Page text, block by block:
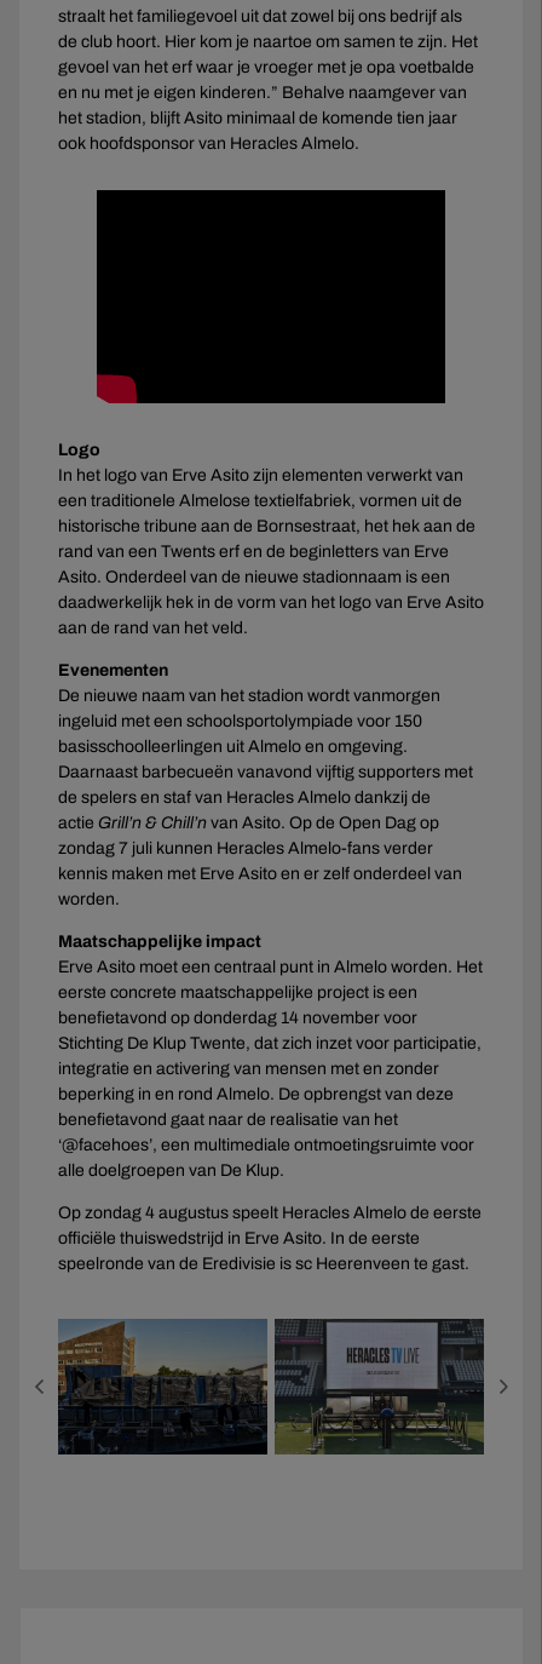
straalt het familiegevoel uit dat zowel bij ons bedrijf als
de club hoort. Hier kom je naartoe om samen te zijn. Het
gevoel van het erf waar je vroeger met je opa voetbalde
en nu met je eigen kinderen.” Behalve naamgever van
het stadion, blijft Asito minimaal de komende tien jaar
ook hoofdsponsor van Heracles Almelo.
Logo
In het logo van Erve Asito zijn elementen verwerkt van
een traditionele Almelose textielfabriek, vormen uit de
historische tribune aan de Bornsestraat, het hek aan de
rand van een Twents erf en de beginletters van Erve
Asito. Onderdeel van de nieuwe stadionnaam is een
daadwerkelijk hek in de vorm van het logo van Erve Asito
aan de rand van het veld.
Evenementen
De nieuwe naam van het stadion wordt vanmorgen
ingeluid met een schoolsportolympiade voor 150
basisschoolleerlingen uit Almelo en omgeving.
Daarnaast barbecueën vanavond vijftig supporters met
de spelers en staf van Heracles Almelo dankzij de
actie Grill’n & Chill’n van Asito. Op de Open Dag op
zondag 7 juli kunnen Heracles Almelo-fans verder
kennis maken met Erve Asito en er zelf onderdeel van
worden.
Maatschappelijke impact
Erve Asito moet een centraal punt in Almelo worden. Het
eerste concrete maatschappelijke project is een
benefietavond op donderdag 14 november voor
Stichting De Klup Twente, dat zich inzet voor participatie,
integratie en activering van mensen met en zonder
beperking in en rond Almelo. De opbrengst van deze
benefietavond gaat naar de realisatie van het
‘@facehoes’, een multimediale ontmoetingsruimte voor
alle doelgroepen van De Klup.
Op zondag 4 augustus speelt Heracles Almelo de eerste
officiële thuiswedstrijd in Erve Asito. In de eerste
speelronde van de Eredivisie is sc Heerenveen te gast.